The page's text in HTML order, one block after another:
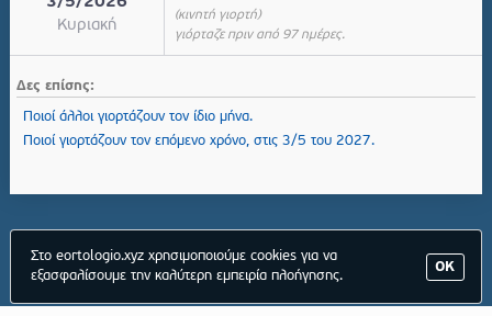
Κυριακή
(κινητή γιορτή)
γιόρταζε πριν από 97 ημέρες.
Δες επίσης:
Ποιοί άλλοι γιορτάζουν τον ίδιο μήνα.
Ποιοί γιορτάζουν τον επόμενο χρόνο, στις 3/5 του 2027.
ΟΚ
Στο eortologio.xyz χρησιμοποιούμε cookies για να
εξασφαλίσουμε την καλύτερη εμπειρία πλοήγησης.